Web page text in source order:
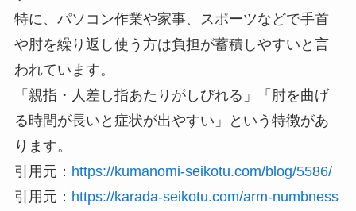
特に、パソコン作業や家事、スポーツなどで手首
や肘を繰り返し使う方は負担が蓄積しやすいと言
われています。
「親指・人差し指あたりがしびれる」「肘を曲げ
る時間が長いと症状が出やすい」という特徴があ
ります。
引用元： https://kumanomi-seikotu.com/blog/5586/
引用元： https://karada-seikotu.com/arm-numbness